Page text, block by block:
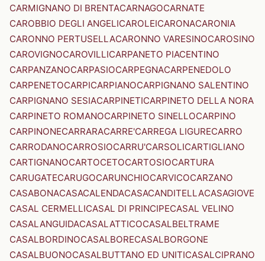
CARMIGNANO DI BRENTACARNAGOCARNATE
CAROBBIO DEGLI ANGELICAROLEICARONACARONIA
CARONNO PERTUSELLACARONNO VARESINOCAROSINO
CAROVIGNOCAROVILLICARPANETO PIACENTINO
CARPANZANOCARPASIOCARPEGNACARPENEDOLO
CARPENETOCARPICARPIANOCARPIGNANO SALENTINO
CARPIGNANO SESIACARPINETICARPINETO DELLA NORA
CARPINETO ROMANOCARPINETO SINELLOCARPINO
CARPINONECARRARACARRE'CARREGA LIGURECARRO
CARRODANOCARROSIOCARRU'CARSOLICARTIGLIANO
CARTIGNANOCARTOCETOCARTOSIOCARTURA
CARUGATECARUGOCARUNCHIOCARVICOCARZANO
CASABONACASACALENDACASACANDITELLACASAGIOVE
CASAL CERMELLICASAL DI PRINCIPECASAL VELINO
CASALANGUIDACASALATTICOCASALBELTRAME
CASALBORDINOCASALBORECASALBORGONE
CASALBUONOCASALBUTTANO ED UNITICASALCIPRANO